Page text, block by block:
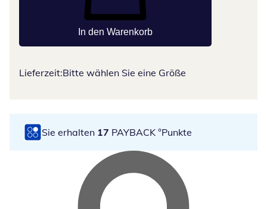
In den Warenkorb
Lieferzeit:Bitte wählen Sie eine Größe
Sie erhalten 17 PAYBACK °Punkte